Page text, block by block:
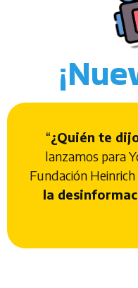
“¿Quién te
lanzamos para
Fundación
la